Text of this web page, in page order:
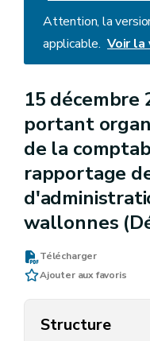
Attention, la
applicable. Voir la
15 décembre
portant
de la
rapportage
wallonnes
Télécharger
Ajouter aux favoris
Structure